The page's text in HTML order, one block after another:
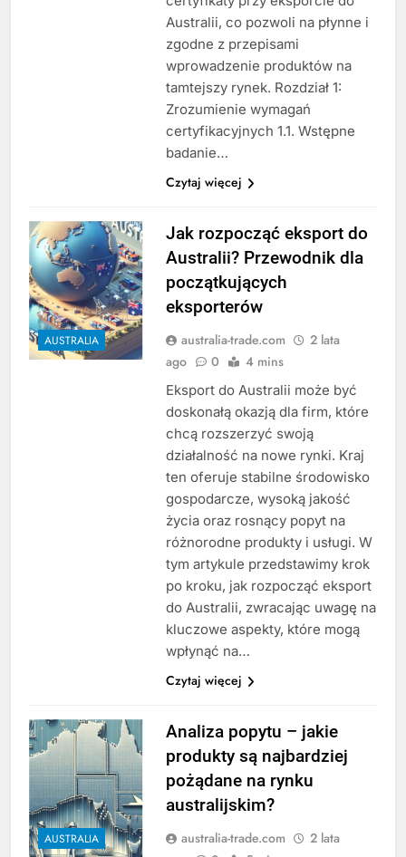
Australii, co pozwoli na płynne i
zgodne z przepisami
wprowadzenie produktów na
tamtejszy rynek. Rozdział 1:
Zrozumienie wymagań
certyfikacyjnych 1.1. Wstępne
badanie…
Czytaj więcej
AUSTRALIA
Jak rozpocząć eksport do
Australii? Przewodnik dla
początkujących
eksporterów
australia-trade.com
2 lata
ago
0 4 mins
Eksport do Australii może być
doskonałą okazją dla firm, które
chcą rozszerzyć swoją
działalność na nowe rynki. Kraj
ten oferuje stabilne środowisko
gospodarcze, wysoką jakość
życia oraz rosnący popyt na
różnorodne produkty i usługi. W
tym artykule przedstawimy krok
po kroku, jak rozpocząć eksport
do Australii, zwracając uwagę na
kluczowe aspekty, które mogą
wpłynąć na…
Czytaj więcej
AUSTRALIA
Analiza popytu – jakie
produkty są najbardziej
pożądane na rynku
australijskim?
australia-trade.com
2 lata